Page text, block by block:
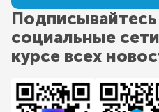
социальные
курсе всех